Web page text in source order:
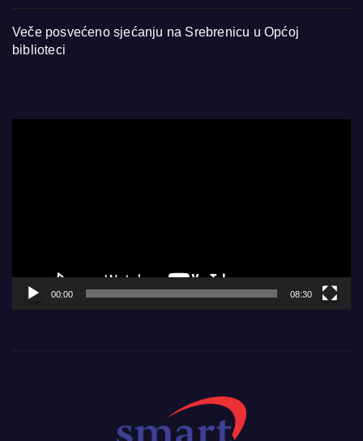
Veče posvećeno sjećanju na Srebrenicu u Općoj
biblioteci
00:00 08:30